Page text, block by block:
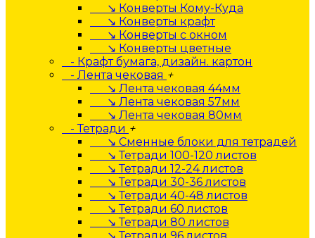
↘ Конверты Кому-Куда
↘ Конверты крафт
↘ Конверты с окном
↘ Конверты цветные
- Крафт бумага, дизайн. картон
- Лента чековая +
↘ Лента чековая 44мм
↘ Лента чековая 57мм
↘ Лента чековая 80мм
- Тетради +
↘ Сменные блоки для тетрадей
↘ Тетради 100-120 листов
↘ Тетради 12-24 листов
↘ Тетради 30-36 листов
↘ Тетради 40-48 листов
↘ Тетради 60 листов
↘ Тетради 80 листов